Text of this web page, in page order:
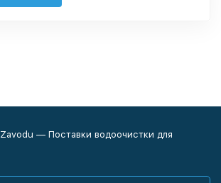
— Поставки водоочистки для